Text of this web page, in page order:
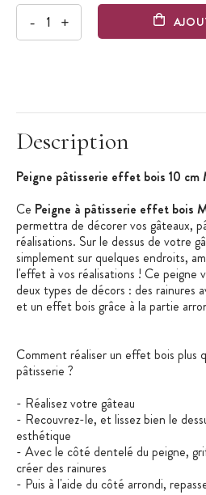
- +
Description
Peigne pâtisserie effet bois 10 cm
Ce Peigne à pâtisserie effet bois
permettra de décorer vos gâteaux,
réalisations. Sur le dessus de votre
simplement sur quelques endroits,
l'effet à vos réalisations ! Ce peigne
deux types de décors : des
et un effet bois grâce à la partie
Comment réaliser un effet bois plus
pâtisserie ?
- Réalisez votre gâteau
- Recouvrez-le, et lissez bien le
esthétique
- Avec le côté dentelé du peigne,
créer des rainures
- Puis à l'aide du côté arrondi,